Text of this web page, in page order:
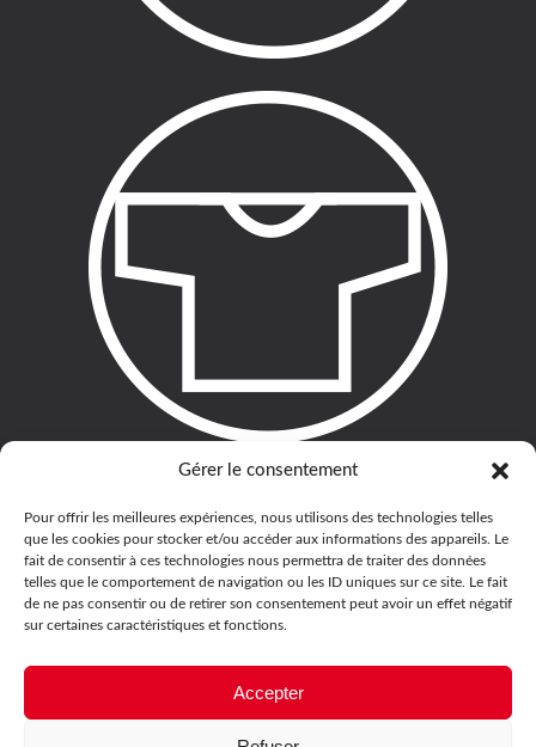
Gérer le consentement
Pour offrir les meilleures expériences, nous utilisons des technologies telles
que les cookies pour stocker et/ou accéder aux informations des appareils. Le
fait de consentir à ces technologies nous permettra de traiter des données
telles que le comportement de navigation ou les ID uniques sur ce site. Le fait
de ne pas consentir ou de retirer son consentement peut avoir un effet négatif
sur certaines caractéristiques et fonctions.
Accepter